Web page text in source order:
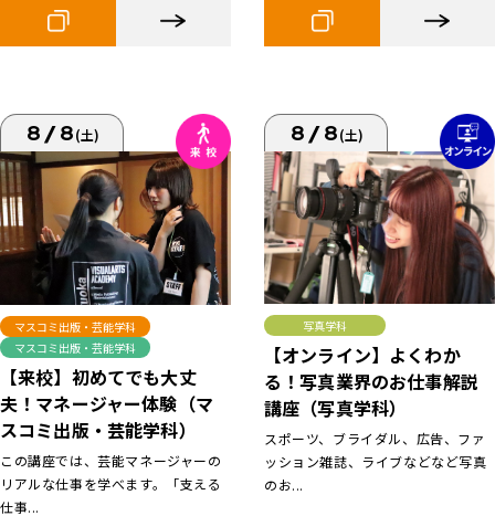
8/8(土)
マスコミ出版・芸能学科
マスコミ出版・芸能学科
【来校】初めてでも大丈
夫！マネージャー体験（マ
スコミ出版・芸能学科）
この講座では、芸能マネージャーの
リアルな仕事を学べます。「支える
仕事...
8/8(土)
写真学科
【オンライン】よくわか
る！写真業界のお仕事解説
講座（写真学科）
スポーツ、ブライダル、広告、ファ
ッション雑誌、ライブなどなど写真
のお...